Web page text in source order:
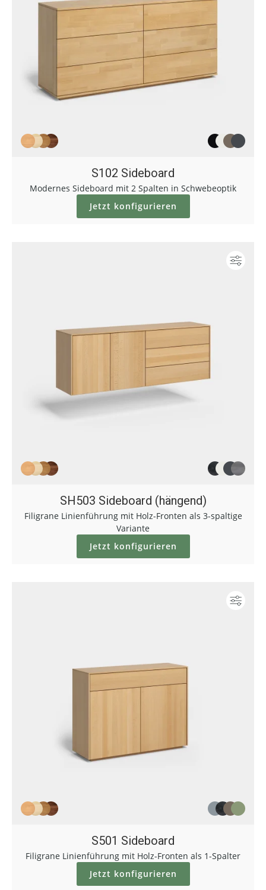
S102 Sideboard
Modernes Sideboard mit 2 Spalten in Schwebeoptik
Jetzt konfigurieren
SH503 Sideboard (hängend)
Filigrane Linienführung mit Holz-Fronten als 3-spaltige
Variante
Jetzt konfigurieren
S501 Sideboard
Filigrane Linienführung mit Holz-Fronten als 1-Spalter
Jetzt konfigurieren